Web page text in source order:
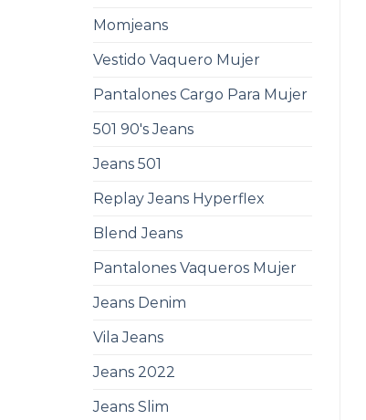
Momjeans
Vestido Vaquero Mujer
Pantalones Cargo Para Mujer
501 90's Jeans
Jeans 501
Replay Jeans Hyperflex
Blend Jeans
Pantalones Vaqueros Mujer
Jeans Denim
Vila Jeans
Jeans 2022
Jeans Slim